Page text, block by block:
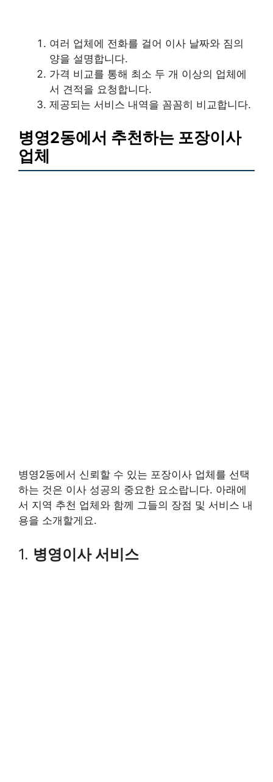
여러 업체에 전화를 걸어 이사 날짜와 짐의
양을 설명합니다.
가격 비교를 통해 최소 두 개 이상의 업체에
서 견적을 요청합니다.
제공되는 서비스 내역을 꼼꼼히 비교합니다.
병영2동에서 추천하는 포장이사
업체
병영2동에서 신뢰할 수 있는 포장이사 업체를 선택
하는 것은 이사 성공의 중요한 요소랍니다. 아래에
서 지역 추천 업체와 함께 그들의 장점 및 서비스 내
용을 소개할게요.
1. 병영이사 서비스